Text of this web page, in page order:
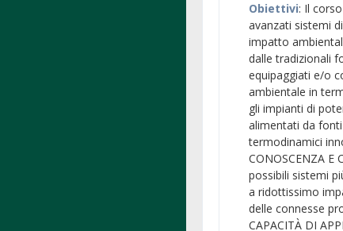
Obiettivi: Il
avanzati sistemi
impatto
dalle tradizionali
equipaggiati e/o
ambientale in
gli impianti di
alimentati da
termodinamici
CONOSCENZA E
possibili sistemi
a ridottissimo
delle connesse
CAPACITÀ DI